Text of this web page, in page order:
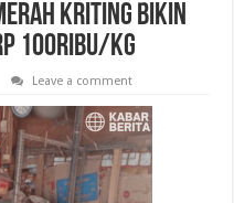
Kriting Bikin
100ribu/Kg
Leave a comment